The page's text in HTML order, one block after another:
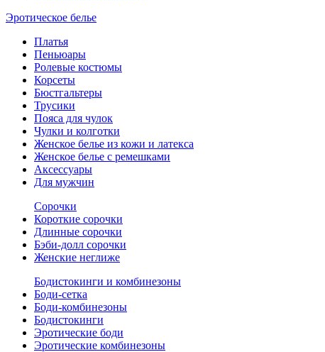
Эротическое белье
Платья
Пеньюары
Ролевые костюмы
Корсеты
Бюстгальтеры
Трусики
Пояса для чулок
Чулки и колготки
Женское белье из кожи и латекса
Женское белье с ремешками
Аксессуары
Для мужчин
Сорочки
Короткие сорочки
Длинные сорочки
Бэби-долл сорочки
Женские неглиже
Бодистокинги и комбинезоны
Боди-сетка
Боди-комбинезоны
Бодистокинги
Эротические боди
Эротические комбинезоны